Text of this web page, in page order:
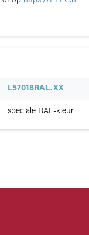
L57018RAL.XX
speciale RAL-kleur